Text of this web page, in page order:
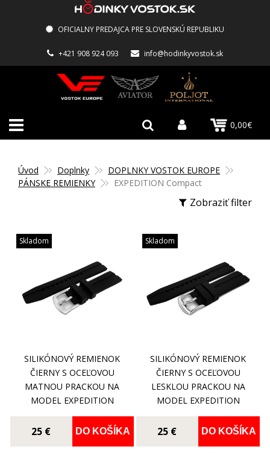
OFICIALNY PREDAJCA PRE SLOVENSKÚ REPUBLIKU
+421 908 924 093 info@hodinkyvostok.sk
0,00€
Úvod Doplnky
DOPLNKY VOSTOK EUROPE
PÁNSKE REMIENKY
EXPEDITION Compact
Zobraziť filter
Skladom
SILIKÓNOVÝ REMIENOK
ČIERNY S OCEĽOVOU
MATNOU PRACKOU NA
MODEL EXPEDITION
COMPACT
25 € DO KOŠÍKA
Skladom
SILIKÓNOVÝ REMIENOK
ČIERNY S OCEĽOVOU
LESKLOU PRACKOU NA
MODEL EXPEDITION
COMPACT
25 € DO KOŠÍKA